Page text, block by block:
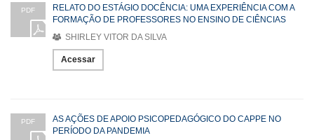
PDF
RELATO DO ESTÁGIO DOCÊNCIA: UMA EXPERIÊNCIA COM A
FORMAÇÃO DE PROFESSORES NO ENSINO DE CIÊNCIAS
SHIRLEY VITOR DA SILVA
Acessar
PDF
AS AÇÕES DE APOIO PSICOPEDAGÓGICO DO CAPPE NO
PERÍODO DA PANDEMIA